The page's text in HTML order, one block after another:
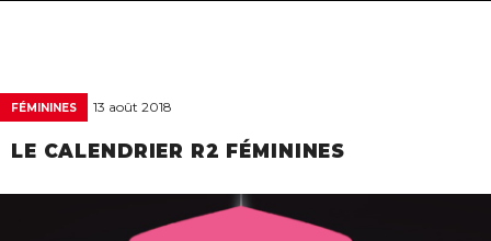
FÉMININES 13 août 2018
LE CALENDRIER R2 FÉMININES